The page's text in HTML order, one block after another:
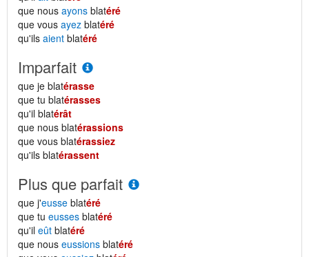
que nous ayons blatéré
que vous ayez blatéré
qu'ils aient blatéré
Imparfait
que je blatérasse
que tu blatérasses
qu'il blatérât
que nous blatérassions
que vous blatérassiez
qu'ils blatérassent
Plus que parfait
que j'eusse blatéré
que tu eusses blatéré
qu'il eût blatéré
que nous eussions blatéré